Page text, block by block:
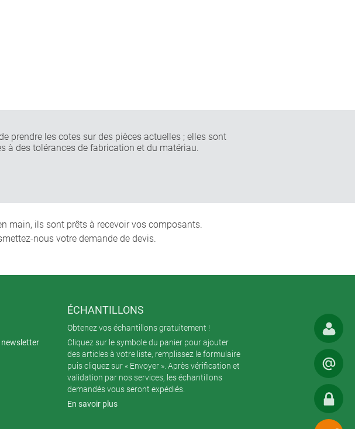
prendre les cotes sur des pièces actuelles ; elles sont
à des tolérances de fabrication et du matériau.
main, ils sont prêts à recevoir vos composants.
nous votre demande de devis.
ÉCHANTILLONS
Obtenez vos échantillons gratuitement !
Cliquez sur le symbole du panier pour ajouter
des articles à votre liste, remplissez le formulaire
puis cliquez sur « Envoyer ». Après vérification et
validation par nos services, les échantillons
demandés vous seront expédiés.
En savoir plus